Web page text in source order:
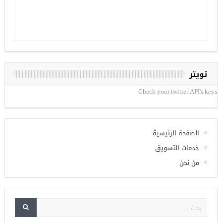
تويتر
Check your twitter API's keys
الصفحة الرئيسية
خدمات التسويق
من نحن